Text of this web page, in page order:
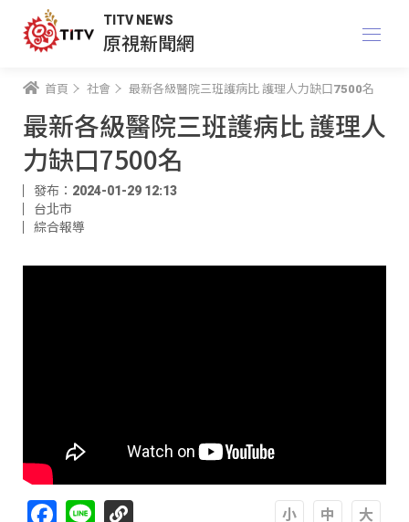
TITV NEWS
原視新聞網
首頁 社會 最新各級醫院三班護病比 護理人力缺口7500名
最新各級醫院三班護病比 護理人
力缺口7500名
發布：2024-01-29 12:13
台北市
綜合報導
Facebook
Line